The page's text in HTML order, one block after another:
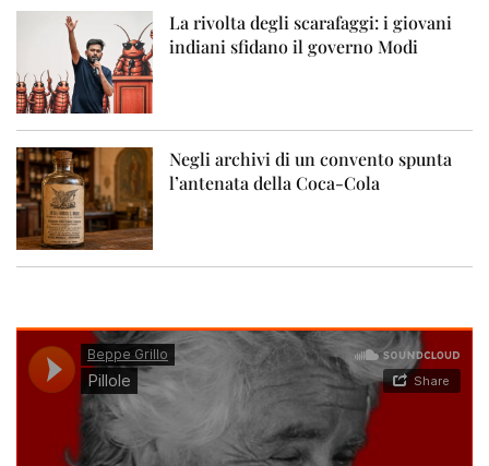
La rivolta degli scarafaggi: i giovani
indiani sfidano il governo Modi
Negli archivi di un convento spunta
l’antenata della Coca-Cola